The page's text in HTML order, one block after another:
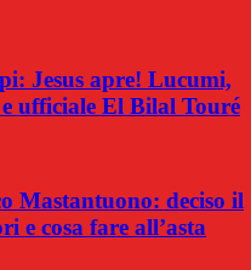
Jesus apre! Lucumi,
ufficiale El Bilal Touré
Mastantuono: deciso il
e cosa fare all’asta